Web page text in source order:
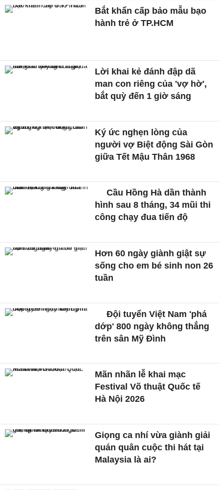
Bắt khẩn cấp bảo mẫu bạo
hành trẻ ở TP.HCM
Lời khai kẻ đánh đập dã
man con riêng của 'vợ hờ',
bắt quỳ đến 1 giờ sáng
Ký ức nghẹn lòng của
người vợ Biệt động Sài Gòn
giữa Tết Mậu Thân 1968
Cầu Hồng Hà dần thành
hình sau 8 tháng, 34 mũi thi
công chạy đua tiến độ
Hơn 60 ngày giành giật sự
sống cho em bé sinh non 26
tuần
Đội tuyển Việt Nam 'phá
dớp' 800 ngày không thắng
trên sân Mỹ Đình
Mãn nhãn lễ khai mạc
Festival Võ thuật Quốc tế
Hà Nội 2026
Giọng ca nhí vừa giành giải
quán quân cuộc thi hát tại
Malaysia là ai?